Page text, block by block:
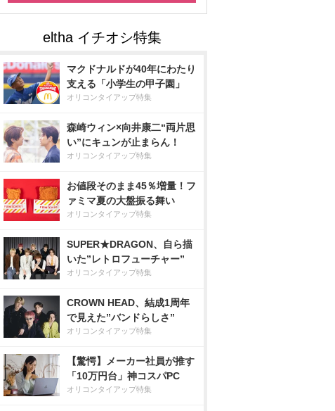
マクドナルドが40年にわたり
支える「小学生の甲子園」
オリコンタイアップ特集
森崎ウィン×向井康二“両片思
い”にキュンが止まらん！
オリコンタイアップ特集
お値段そのまま45％増量！フ
ァミマ夏の大盤振る舞い
オリコンタイアップ特集
SUPER★DRAGON、自ら描
いた”レトロフューチャー”
オリコンタイアップ特集
CROWN HEAD、結成1周年
で見えた”バンドらしさ”
オリコンタイアップ特集
【驚愕】メーカー社員が推す
「10万円台」神コスパPC
オリコンタイアップ特集